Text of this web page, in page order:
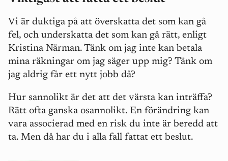
Vi är duktiga på att överskatta det som kan gå
fel, och underskatta det som kan gå rätt, enligt
Kristina Närman. Tänk om jag inte kan betala
mina räkningar om jag säger upp mig? Tänk om
jag aldrig får ett nytt jobb då?
Hur sannolikt är det att det värsta kan inträffa?
Rätt ofta ganska osannolikt. En förändring kan
vara associerad med en risk du inte är beredd att
ta. Men då har du i alla fall fattat ett beslut.